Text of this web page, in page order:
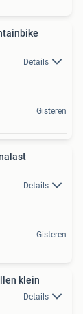
Details
Gisteren
Details
Gisteren
klein
Details